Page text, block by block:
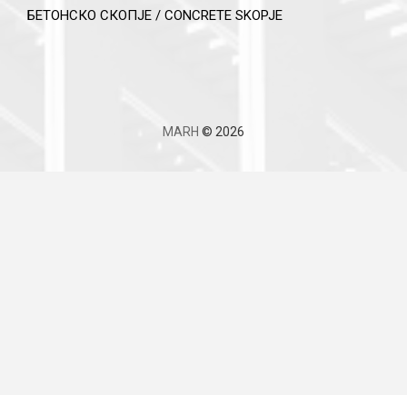
БЕТОНСКО СКОПЈЕ / CONCRETE SKOPJE
MARH © 2026